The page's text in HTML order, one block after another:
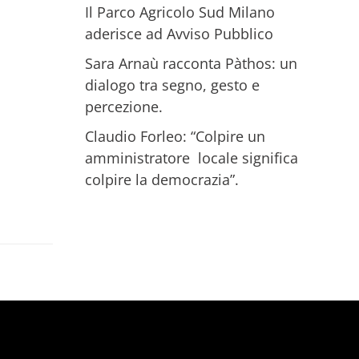
Il Parco Agricolo Sud Milano
aderisce ad Avviso Pubblico
Sara Arnaù racconta Pàthos: un
dialogo tra segno, gesto e
percezione.
Claudio Forleo: “Colpire un
amministratore locale significa
colpire la democrazia”.